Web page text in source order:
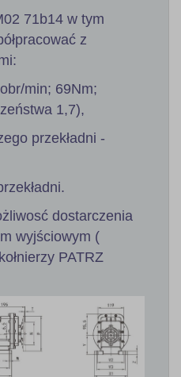
71b14 w tym
z
min; 69Nm;
1,7),
przekładni -
dostarczenia
wyjściowym (
PATRZ